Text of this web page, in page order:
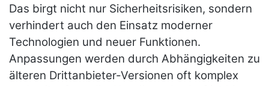
Das birgt nicht nur Sicherheitsrisiken, sondern
verhindert auch den Einsatz moderner
Technologien und neuer Funktionen.
Anpassungen werden durch Abhängigkeiten zu
älteren Drittanbieter-Versionen oft komplex